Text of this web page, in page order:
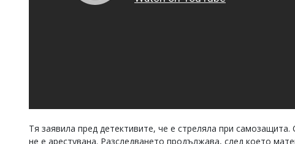
Тя заявила пред детективите, че е стреляла при
не е арестувана. Разследването продължава, след което